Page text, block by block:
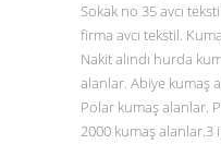
Sokak no 35 avcı
firma avcı tekstil.
Nakit alındı hurda
alanlar. Abiye kumaş
Polar kumaş alanlar.
2000 kumaş alanlar.3